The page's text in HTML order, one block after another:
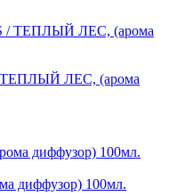
ТЕПЛЫЙ ЛЕС, (арома
диффузор) 100мл.